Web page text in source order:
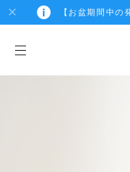
【お盆期間中